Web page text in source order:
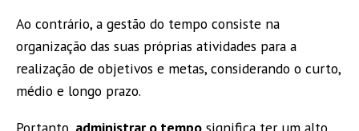
Ao contrário, a gestão do tempo consiste na
organização das suas próprias atividades para a
realização de objetivos e metas, considerando o curto,
médio e longo prazo.